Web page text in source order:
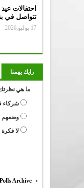
احتفالات
تتواصل في
17 يوليو,2026
رايك يهمنا
ما هي
شركاء
وضعهم
لا فكرة
Polls Archive